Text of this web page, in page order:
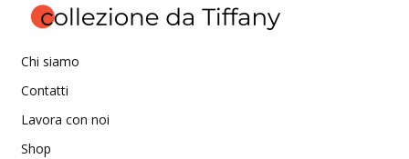
Chi siamo
Contatti
Lavora con noi
Shop